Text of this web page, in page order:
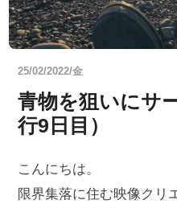
25/02/2022/金
青物を狙いにサ
行9日目）
こんにちは。
限界集落に住む映像クリ